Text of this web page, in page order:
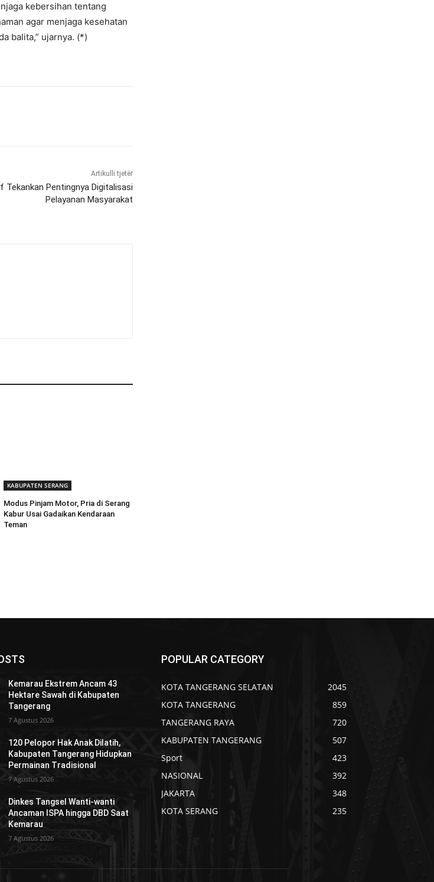
kebersihan tentang
agar menjaga kesehatan
balita,” ujarnya. (*)
Artikulli tjetër
Tekankan Pentingnya Digitalisasi
Pelayanan Masyarakat
KABUPATEN SERANG
Modus Pinjam Motor, Pria di Serang
Kabur Usai Gadaikan Kendaraan
Teman
Kemarau Ekstrem Ancam 43
Hektare Sawah di Kabupaten
Tangerang
7 Agustus 2026
120 Pelopor Hak Anak Dilatih,
Kabupaten Tangerang Hidupkan
Permainan Tradisional
7 Agustus 2026
Dinkes Tangsel Wanti-wanti
Ancaman ISPA hingga DBD Saat
Kemarau
7 Agustus 2026
POPULAR CATEGORY
KOTA TANGERANG SELATAN
2045
KOTA TANGERANG
859
TANGERANG RAYA
720
KABUPATEN TANGERANG
507
Sport
423
NASIONAL
392
JAKARTA
348
KOTA SERANG
235